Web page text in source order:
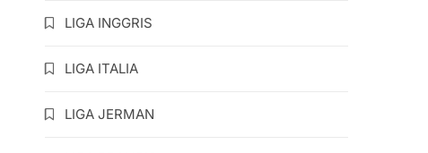
LIGA INGGRIS
LIGA ITALIA
LIGA JERMAN